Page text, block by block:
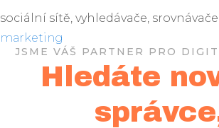
sociální sítě, vyhledávače, srovnávače
marketing
JSME VÁŠ PARTNER PRO
Hledáte